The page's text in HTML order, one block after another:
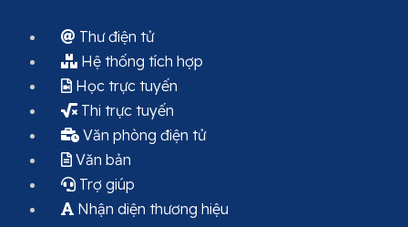
Thư điện tử
Hệ thống tích hợp
Học trực tuyến
Thi trực tuyến
Văn phòng điện tử
Văn bản
Trợ giúp
Nhận diện thương hiệu